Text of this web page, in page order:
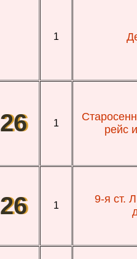
1
26 1
рейс
26 1
9-я ст.